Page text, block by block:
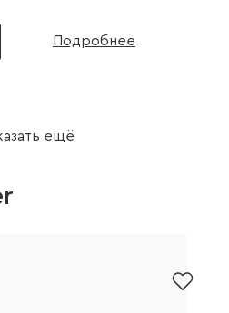
Подробнее
ещё